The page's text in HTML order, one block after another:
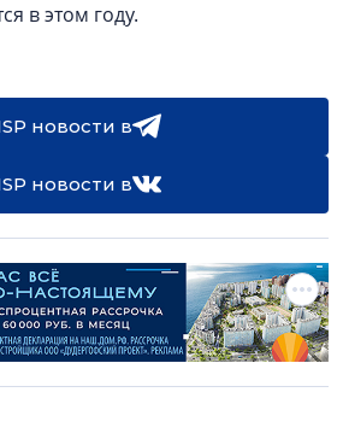
в этом году.
новости в
новости в